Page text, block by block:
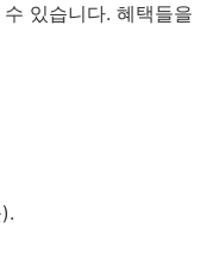
있습니다. 혜택들을